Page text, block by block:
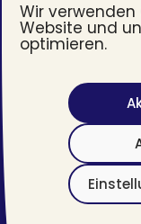
Wir verwenden
Website und
optimieren.